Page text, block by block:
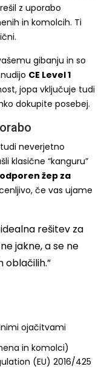
z uporabo
in komolcih. Ti
gibanju in so
CE Level 1
jopa vključuje tudi
dokupite posebej.
neverjetno
klasične “kanguru”
žep za
če vas ujame
rešitev za
jakne, a se ne
oblačilih.”
ojačitvami
in komolci)
(EU) 2016/425